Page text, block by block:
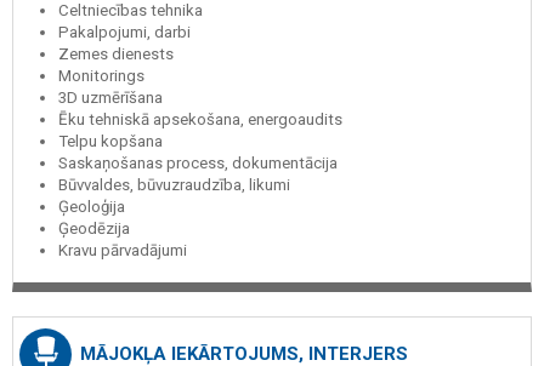
Celtniecības tehnika
Pakalpojumi, darbi
Zemes dienests
Monitorings
3D uzmērīšana
Ēku tehniskā apsekošana, energoaudits
Telpu kopšana
Saskaņošanas process, dokumentācija
Būvvaldes, būvuzraudzība, likumi
Ģeoloģija
Ģeodēzija
Kravu pārvadājumi
MĀJOKĻA IEKĀRTOJUMS, INTERJERS